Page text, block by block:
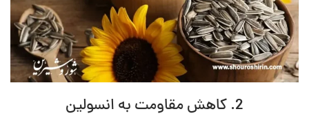
2. کاهش مقاومت به انسولین